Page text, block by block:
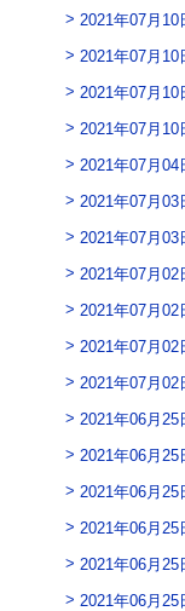
2021年07月10
2021年07月10
2021年07月10
2021年07月10
2021年07月04
2021年07月03
2021年07月03
2021年07月02
2021年07月02
2021年07月02
2021年07月02
2021年06月25
2021年06月25
2021年06月25
2021年06月25
2021年06月25
2021年06月25